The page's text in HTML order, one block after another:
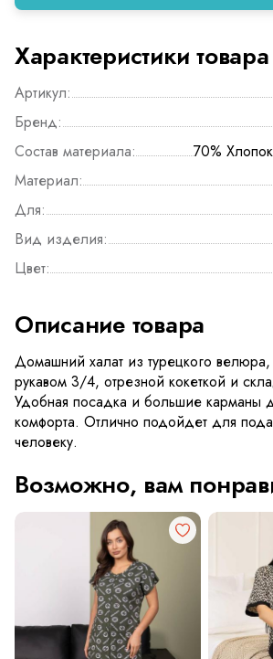
Характеристики товара
Артикул:
Бренд:
Состав материала:
70%
Материал:
Для:
Вид изделия:
Цвет:
Описание товара
Домашний халат из турецкого
рукавом 3/4, отрезной кокеткой и
Удобная посадка и большие карманы
комфорта. Отлично подойдет для
человеку.
Возможно, вам